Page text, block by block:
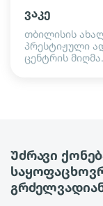
ვაკე
თბილისის
პრესტიჟული
ცენტრის მიღმა.
Უძრავი